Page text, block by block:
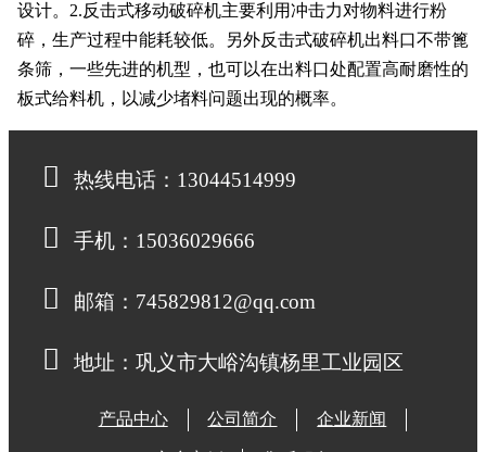
设计。2.反击式移动破碎机主要利用冲击力对物料进行粉
碎，生产过程中能耗较低。另外反击式破碎机出料口不带篦
条筛，一些先进的机型，也可以在出料口处配置高耐磨性的
板式给料机，以减少堵料问题出现的概率。
热线电话：13044514999
手机：15036029666
邮箱：745829812@qq.com
地址：巩义市大峪沟镇杨里工业园区
产品中心 公司简介 企业新闻